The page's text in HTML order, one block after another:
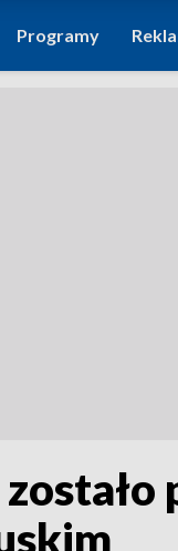
Programy